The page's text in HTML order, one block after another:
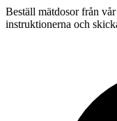
Beställ mätdosor från
instruktionerna och